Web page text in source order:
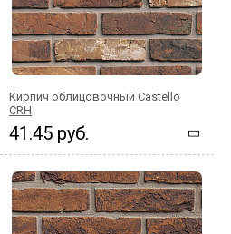
Кирпич облицовочный Castello
CRH
41.45 руб.